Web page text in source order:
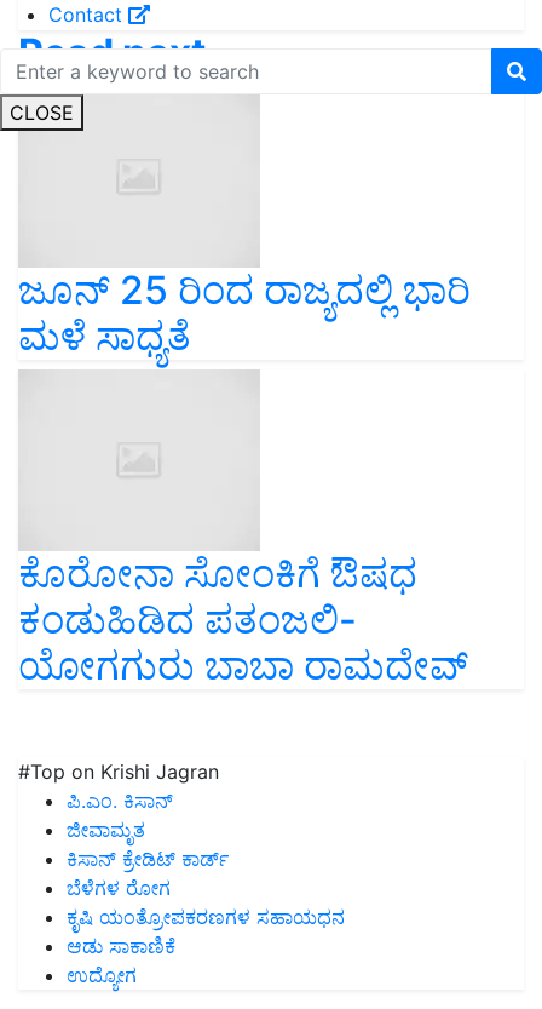
Contact
CLOSE
Read next
ಜೂನ್ 25 ರಿಂದ ರಾಜ್ಯದಲ್ಲಿ ಭಾರಿ
ಮಳೆ ಸಾಧ್ಯತೆ
ಕೊರೋನಾ ಸೋಂಕಿಗೆ ಔಷಧ
ಕಂಡುಹಿಡಿದ ಪತಂಜಲಿ-
ಯೋಗಗುರು ಬಾಬಾ ರಾಮದೇವ್
#Top on Krishi Jagran
ಪಿ.ಎಂ. ಕಿಸಾನ್
ಜೀವಾಮೃತ
ಕಿಸಾನ್ ಕ್ರೇಡಿಟ್ ಕಾರ್ಡ್
ಬೆಳೆಗಳ ರೋಗ
ಕೃಷಿ ಯಂತ್ರೋಪಕರಣಗಳ ಸಹಾಯಧನ
ಆಡು ಸಾಕಾಣಿಕೆ
ಉದ್ಯೋಗ